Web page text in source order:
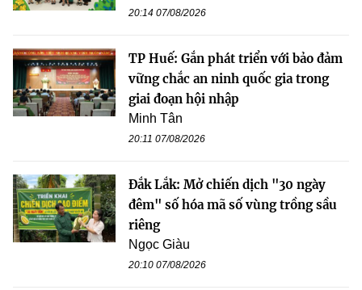
20:14 07/08/2026
TP Huế: Gắn phát triển với bảo đảm
vững chắc an ninh quốc gia trong
giai đoạn hội nhập
Minh Tân
20:11 07/08/2026
Đắk Lắk: Mở chiến dịch "30 ngày
đêm" số hóa mã số vùng trồng sầu
riêng
Ngọc Giàu
20:10 07/08/2026